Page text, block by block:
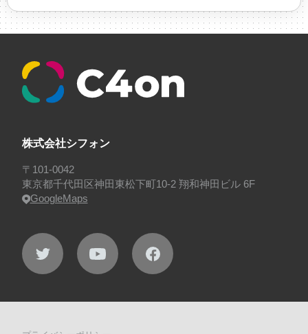
#採用
#採用向け #新卒 #新卒採用
#歓迎会
ュー
#福利厚生
プロジェクト・サービス
#行事
株式会社シフォン
〒101-0042
東京都千代田区神田東松下町10-2 翔和神田ビル 6F
GoogleMaps